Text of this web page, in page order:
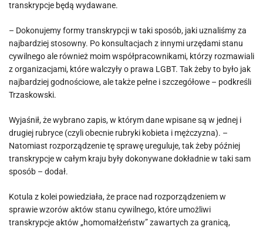
transkrypcje będą wydawane.
– Dokonujemy formy transkrypcji w taki sposób, jaki uznaliśmy za
najbardziej stosowny. Po konsultacjach z innymi urzędami stanu
cywilnego ale również moim współpracownikami, którzy rozmawiali
z organizacjami, które walczyły o prawa LGBT. Tak żeby to było jak
najbardziej godnościowe, ale także pełne i szczegółowe – podkreśli
Trzaskowski.
Wyjaśnił, że wybrano zapis, w którym dane wpisane są w jednej i
drugiej rubryce (czyli obecnie rubryki kobieta i mężczyzna). –
Natomiast rozporządzenie tę sprawę ureguluje, tak żeby później
transkrypcje w całym kraju były dokonywane dokładnie w taki sam
sposób – dodał.
Kotula z kolei powiedziała, że prace nad rozporządzeniem w
sprawie wzorów aktów stanu cywilnego, które umożliwi
transkrypcje aktów „homomałżeństw” zawartych za granicą,